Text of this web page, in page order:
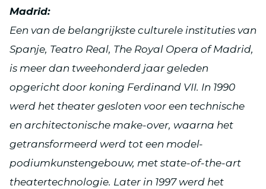
Madrid:
Een van de belangrijkste culturele instituties van
Spanje, Teatro Real, The Royal Opera of Madrid,
is meer dan tweehonderd jaar geleden
opgericht door koning Ferdinand VII. In 1990
werd het theater gesloten voor een technische
en architectonische make-over, waarna het
getransformeerd werd tot een model-
podiumkunstengebouw, met state-of-the-art
theatertechnologie. Later in 1997 werd het